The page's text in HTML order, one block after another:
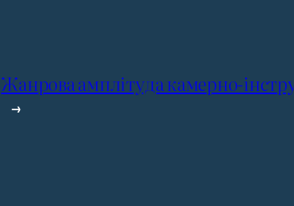
Жанрова амплітуда камерно-
→